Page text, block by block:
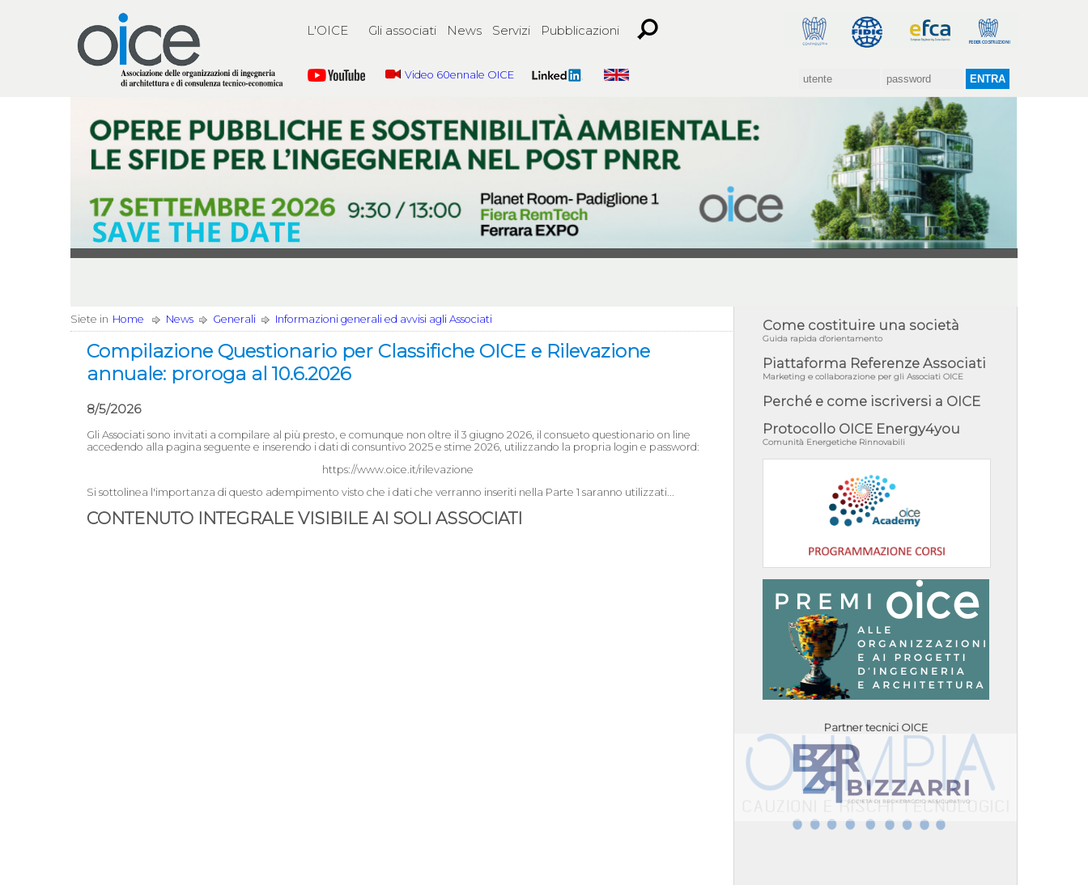
L'OICE Gli associati News Servizi Pubblicazioni
Video 60ennale OICE
Siete in Home News Generali Informazioni generali ed avvisi agli Associati
Compilazione Questionario per Classifiche OICE e Rilevazione
annuale: proroga al 10.6.2026
8/5/2026
Gli Associati sono invitati a compilare al più presto, e comunque non oltre il 3 giugno 2026, il consueto questionario on line
accedendo alla pagina seguente e inserendo i dati di consuntivo 2025 e stime 2026, utilizzando la propria login e password:
https://www.oice.it/rilevazione
Si sottolinea l'importanza di questo adempimento visto che i dati che verranno inseriti nella Parte 1 saranno utilizzati...
CONTENUTO INTEGRALE VISIBILE AI SOLI ASSOCIATI
Come costituire una società
Guida rapida d'orientamento
Piattaforma Referenze Associati
Marketing e collaborazione per gli Associati OICE
Perché e come iscriversi a OICE
Protocollo OICE Energy4you
Comunità Energetiche Rinnovabili
Partner tecnici OICE